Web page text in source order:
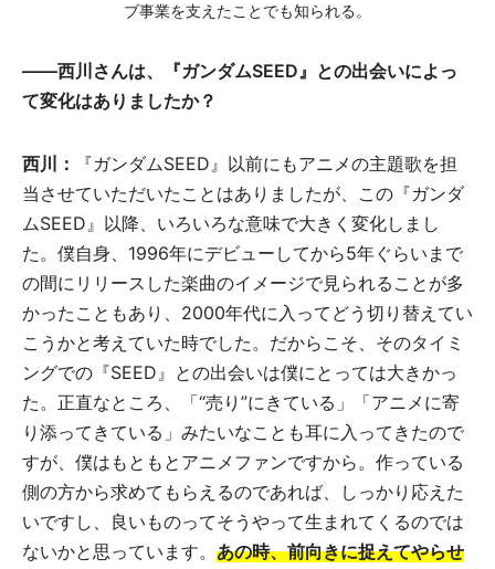
ブ事業を支えたことでも知られる。
――西川さんは、『ガンダムSEED』との出会いによっ
て変化はありましたか？
西川：
『ガンダムSEED』以前にもアニメの主題歌を担
当させていただいたことはありましたが、この『ガンダ
ムSEED』以降、いろいろな意味で大きく変化しまし
た。僕自身、1996年にデビューしてから5年ぐらいまで
の間にリリースした楽曲のイメージで見られることが多
かったこともあり、2000年代に入ってどう切り替えてい
こうかと考えていた時でした。だからこそ、そのタイミ
ングでの『SEED』との出会いは僕にとっては大きかっ
た。正直なところ、「“売り”にきている」「アニメに寄
り添ってきている」みたいなことも耳に入ってきたので
すが、僕はもともとアニメファンですから。作っている
側の方から求めてもらえるのであれば、しっかり応えた
いですし、良いものってそうやって生まれてくるのでは
ないかと思っています。 あの時、前向きに捉えてやらせ